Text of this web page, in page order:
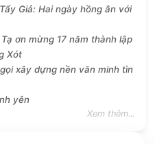
Giả: Hai ngày hồng ân với
ơn mừng 17 năm thành lập
Xót
xây dựng nền văn minh tìn
yên
Xem thêm...